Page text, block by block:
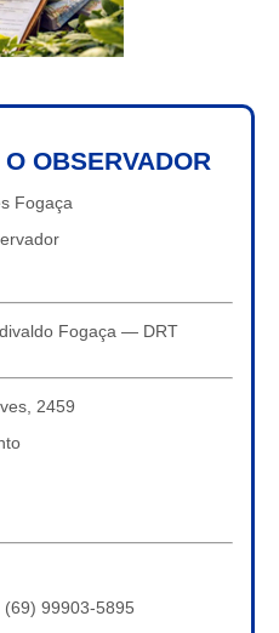
OBSERVADOR
Fogaça
Fogaça — DRT
2459
(69) 99903-5895